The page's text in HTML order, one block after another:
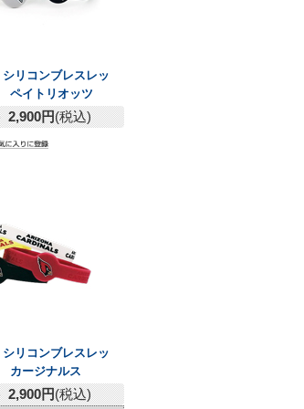
リコンブレスレッ
ペイトリオッツ
2,900円(税込)
リコンブレスレッ
カージナルス
2,900円(税込)